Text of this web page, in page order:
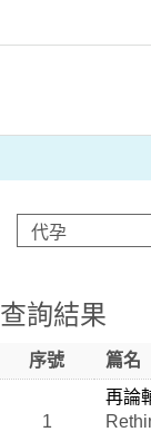
查詢結果
序號 篇名
1
再論